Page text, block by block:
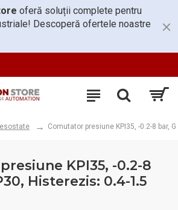
oferă soluții complete pentru
Descoperă ofertele noastre
Comutator presiune KPI35, -0.2-8 bar,
KPI35, -0.2-8
Histerezis: 0.4-1.5